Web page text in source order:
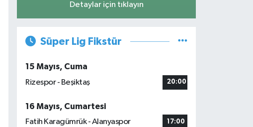
Detaylar için tıklayın
Süper Lig Fikstür
15 Mayıs, Cuma
Rizespor - Beşiktaş
20:00
16 Mayıs, Cumartesi
Fatih Karagümrük - Alanyaspor
17:00